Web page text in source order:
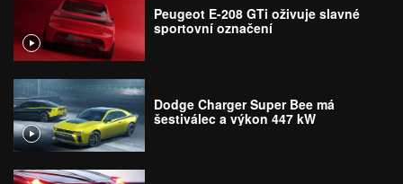
Peugeot E-208 GTi oživuje slavné
sportovní označení
Dodge Charger Super Bee má
šestiválec a výkon 447 kW